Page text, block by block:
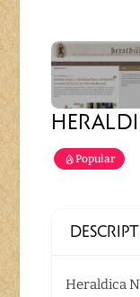
Popular
Heraldica